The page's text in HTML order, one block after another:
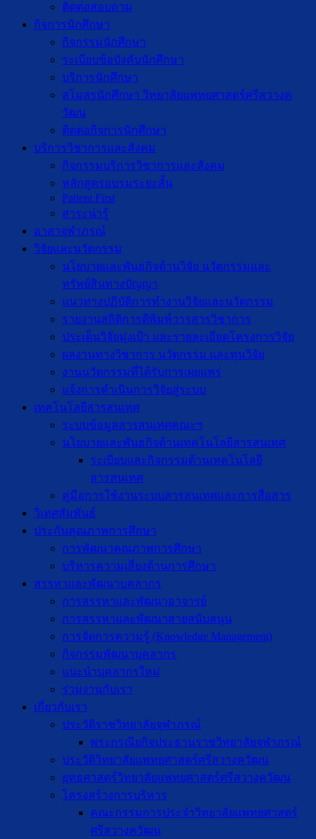
ติดต่อสอบถาม
กิจการนักศึกษา
กิจกรรมนักศึกษา
ระเบียบข้อบังคับนักศึกษา
บริการนักศึกษา
สโมสรนักศึกษา วิทยาลัยแพทยศาสตร์ศรีสวางค
วัฒน
ติดต่อกิจการนักศึกษา
บริการวิชาการและสังคม
กิจกรรมบริการวิชาการและสังคม
หลักสูตรอบรมระยะสั้น
Patient First
สาระน่ารู้
อาสาจุฬาภรณ์
วิจัยและนวัตกรรม
นโยบายและพันธกิจด้านวิจัย นวัตกรรมและ
ทรัพย์สินทางปัญญา
แนวทางปฏิบัติการทำงานวิจัยและนวัตกรรม
รายงานสถิติการตีพิมพ์วารสารวิชาการ
ประเด็นวิจัยมุ่งเป้า และรายละเอียดโครงการวิจัย
ผลงานทางวิชาการ นวัตกรรม และทุนวิจัย
งานนวัตกรรมที่ได้รับการเผยแพร่
แจ้งการดำเนินการวิจัยสู่ระบบ
เทคโนโลยีสารสนเทศ
ระบบข้อมูลสารสนเทศคณะฯ
นโยบายและพันธกิจด้านเทคโนโลยีสารสนเทศ
ระเบียบและกิจกรรมด้านเทคโนโลยี
สารสนเทศ
คู่มือการใช้งานระบบสารสนเทศและการสื่อสาร
วิเทศสัมพันธ์
ประกันคุณภาพการศึกษา
การพัฒนาคุณภาพการศึกษา
บริหารความเสี่ยงด้านการศึกษา
สรรหาและพัฒนาบุคลากร
การสรรหาและพัฒนาอาจารย์
การสรรหาและพัฒนาสายสนับสนุน
การจัดการความรู้ (Knowledge Management)
กิจกรรมพัฒนาบุคลากร
แนะนำบุคลากรใหม่
ร่วมงานกับเรา
เกี่ยวกับเรา
ประวัติราชวิทยาลัยจุฬาภรณ์
พระกรณียกิจประธานราชวิทยาลัยจุฬาภรณ์
ประวัติวิทยาลัยแพทยศาสตร์ศรีสวางควัฒน
ยุทธศาสตร์วิทยาลัยแพทยศาสตร์ศรีสวางควัฒน
โครงสร้างการบริหาร
คณะกรรมการประจำวิทยาลัยแพทยศาสตร์
ศรีสวางควัฒน